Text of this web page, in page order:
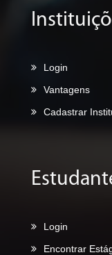
Login
Vantagens
Cadastrar
Login
Encontrar